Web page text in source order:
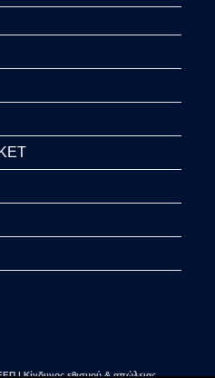
| Κίνδυνος εθισμού & απώλειας